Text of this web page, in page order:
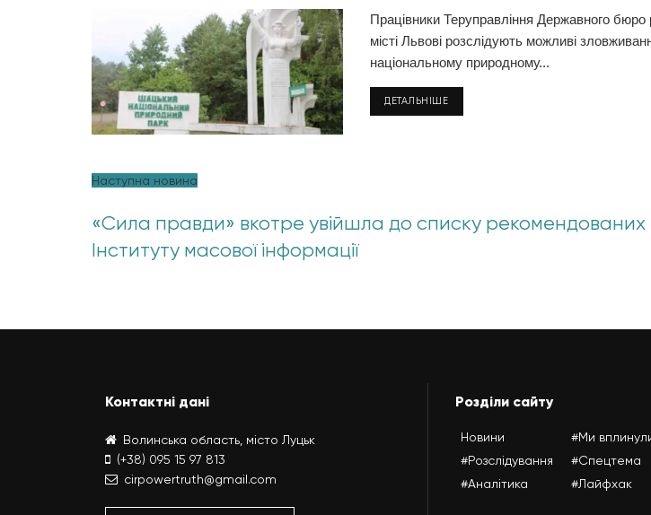
Працівники Теруправління Державного бюро
місті Львові розслідують можливі
національному природному...
ДЕТАЛЬНІШЕ
Наступна новина
«Сила правди» вкотре увійшла до списку рекомендованих
Інституту масової інформації
Контактні дані
Волинська область, місто Луцьк
(+38) 095 15 97 813
cirpowertruth@gmail.com
Розділи сайту
Новини
#Розслідування
#Аналітика
#Ми
#Спецтема
#Лайфхак